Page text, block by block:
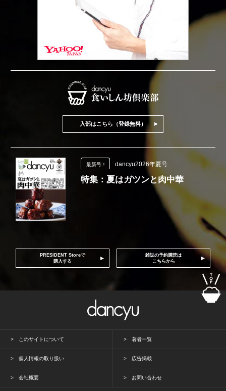
入部はこちら（登録無料）
最新号！ dancyu2026年夏号
特集：夏はガツンと肉中華
PRESIDENT Storeで
購入する
雑誌の予約購読は
こちらから
このサイトについて 著者一覧
個人情報の取り扱い 広告掲載
会社概要 お問い合わせ